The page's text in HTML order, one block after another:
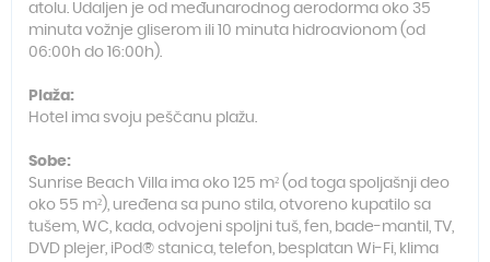
atolu. Udaljen je od međunarodnog aerodorma oko 35
minuta vožnje gliserom ili 10 minuta hidroavionom (od
06:00h do 16:00h).
Plaža:
Hotel ima svoju peščanu plažu.
Sobe:
Sunrise Beach Villa ima oko 125 m² (od toga spoljašnji deo
oko 55 m²), uređena sa puno stila, otvoreno kupatilo sa
tušem, WC, kada, odvojeni spoljni tuš, fen, bade-mantil, TV,
DVD plejer, iPod® stanica, telefon, besplatan Wi-Fi, klima